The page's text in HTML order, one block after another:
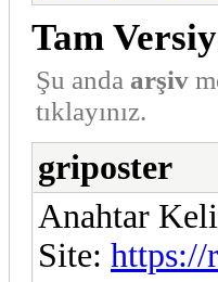
Tam
Şu anda arşiv
tıklayınız.
griposter
Anahtar
Site: https://